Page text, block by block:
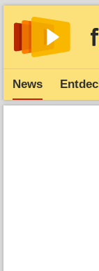
News